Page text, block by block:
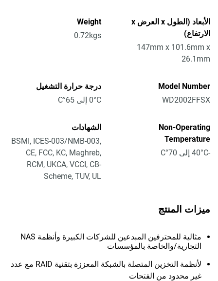
الأبعاد (الطول x العرض x
الارتفاع)
147mm x 101.6mm x
26.1mm
Weight
0.72kgs
Model Number
WD2002FFSX
درجة حرارة التشغيل
0°C إلى 65°C
Non-Operating
Temperature
-40°C إلى 70°C
الشهادات
BSMI, ICES-003/NMB-003,
CE, FCC, KC, Maghreb,
RCM, UKCA, VCCI, CB-
Scheme, TUV, UL
ميزات المنتج
مثالية للمحترفين المبدعين للشركات الكبيرة وأنظمة NAS
التجارية/والخاصة بالمؤسسات
لأنظمة التخزين المتصلة بالشبكة المعززة بتقنية RAID مع عدد
غير محدود من الفتحات